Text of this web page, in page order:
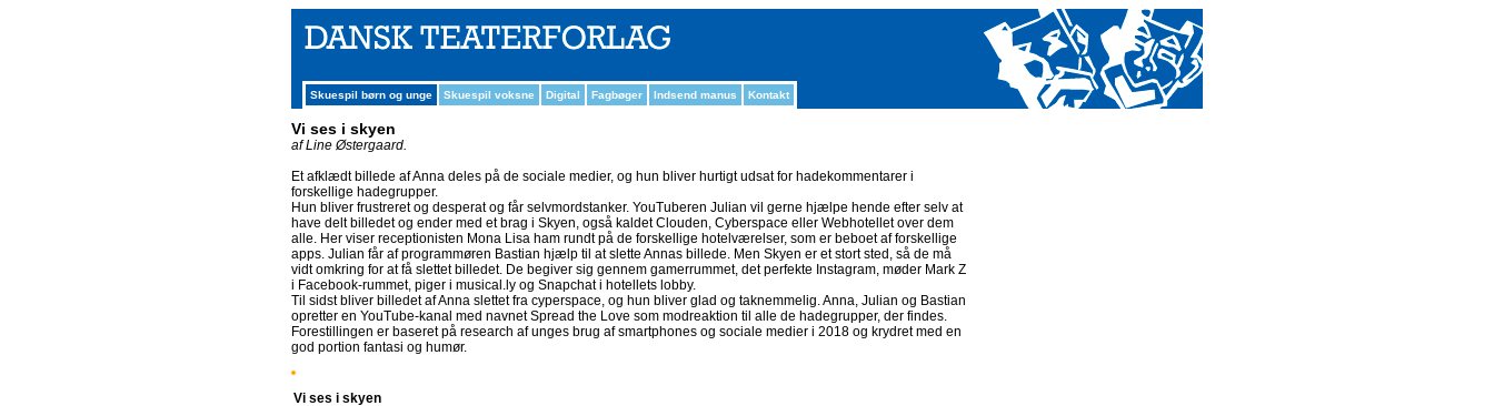
Skuespil børn og unge Skuespil voksne Digital Fagbøger Indsend manus Kontakt
Vi ses i skyen
af Line Østergaard.
Et afklædt billede af Anna deles på de sociale medier, og hun bliver hurtigt udsat for hadekommentarer i
forskellige hadegrupper.
Hun bliver frustreret og desperat og får selvmordstanker. YouTuberen Julian vil gerne hjælpe hende efter selv at
have delt billedet og ender med et brag i Skyen, også kaldet Clouden, Cyberspace eller Webhotellet over dem
alle. Her viser receptionisten Mona Lisa ham rundt på de forskellige hotelværelser, som er beboet af forskellige
apps. Julian får af programmøren Bastian hjælp til at slette Annas billede. Men Skyen er et stort sted, så de må
vidt omkring for at få slettet billedet. De begiver sig gennem gamerrummet, det perfekte Instagram, møder Mark Z
i Facebook-rummet, piger i musical.ly og Snapchat i hotellets lobby.
Til sidst bliver billedet af Anna slettet fra cyperspace, og hun bliver glad og taknemmelig. Anna, Julian og Bastian
opretter en YouTube-kanal med navnet Spread the Love som modreaktion til alle de hadegrupper, der findes.
Forestillingen er baseret på research af unges brug af smartphones og sociale medier i 2018 og krydret med en
god portion fantasi og humør.
Vi ses i skyen